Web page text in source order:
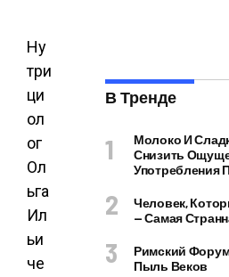
Ну
три
ци
ол
ог
Ол
ьга
Ил
ьи
че
В Тренде
Молоко И
Снизить
Употребления
Человек,
— Самая
Римский
Пыль Веков